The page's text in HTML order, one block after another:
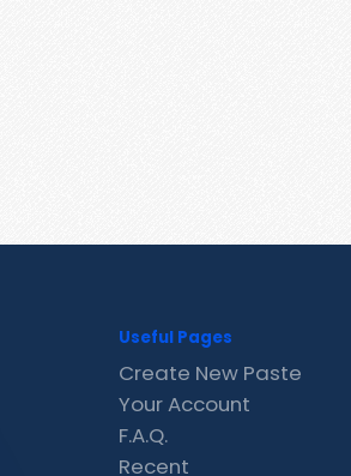
Useful Pages
Create New Paste
Your Account
F.A.Q.
Recent